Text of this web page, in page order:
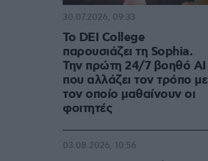
Το DEI College
παρουσιάζει τη Sophia.
Την πρώτη 24/7 βοηθό AI
που αλλάζει τον τρόπο με
τον οποίο μαθαίνουν οι
φοιτητές
30.07.2026, 09:33
03.08.2026, 10:56